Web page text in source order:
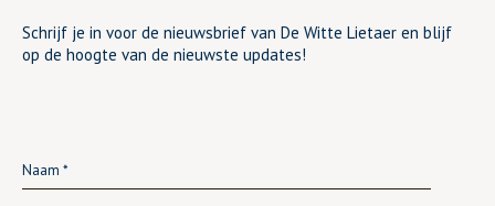
Schrijf je in voor de nieuwsbrief van De Witte Lietaer en blijf
op de hoogte van de nieuwste updates!